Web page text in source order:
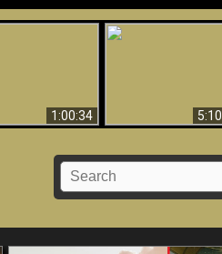
1:00:34
5:10